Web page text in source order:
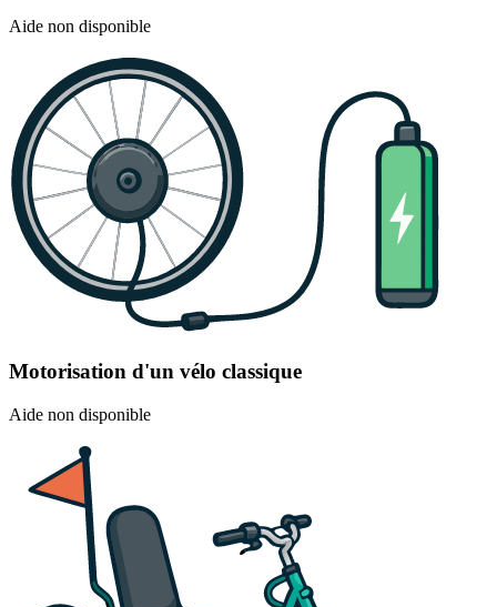
Aide non disponible
Motorisation d'un vélo classique
Aide non disponible